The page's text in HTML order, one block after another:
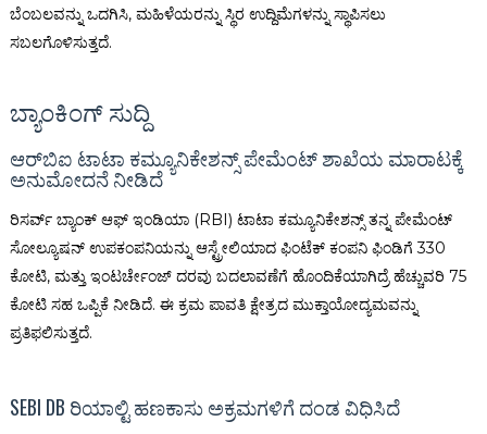
ಬೆಂಬಲವನ್ನು ಒದಗಿಸಿ, ಮಹಿಳೆಯರನ್ನು ಸ್ಥಿರ ಉದ್ದಿಮೆಗಳನ್ನು ಸ್ಥಾಪಿಸಲು
ಸಬಲಗೊಳಿಸುತ್ತದೆ.
ಬ್ಯಾಂಕಿಂಗ್ ಸುದ್ದಿ
ಆರ್‌ಬಿಐ ಟಾಟಾ ಕಮ್ಯೂನಿಕೇಶನ್ಸ್ ಪೇಮೆಂಟ್ ಶಾಖೆಯ ಮಾರಾಟಕ್ಕೆ
ಅನುಮೋದನೆ ನೀಡಿದೆ
ರಿಸರ್ವ್ ಬ್ಯಾಂಕ್ ಆಫ್ ಇಂಡಿಯಾ (RBI) ಟಾಟಾ ಕಮ್ಯೂನಿಕೇಶನ್ಸ್ ತನ್ನ ಪೇಮೆಂಟ್
ಸೋಲ್ಯೂಷನ್ ಉಪಕಂಪನಿಯನ್ನು ಆಸ್ಟ್ರೇಲಿಯಾದ ಫಿಂಟೆಕ್ ಕಂಪನಿ ಫಿಂಡಿಗೆ ₹330
ಕೋಟಿ, ಮತ್ತು ಇಂಟರ್ಚೇಂಜ್ ದರವು ಬದಲಾವಣೆಗೆ ಹೊಂದಿಕೆಯಾಗಿದ್ರೆ ಹೆಚ್ಚುವರಿ ₹75
ಕೋಟಿ ಸಹ ಒಪ್ಪಿಕೆ ನೀಡಿದೆ. ಈ ಕ್ರಮ ಪಾವತಿ ಕ್ಷೇತ್ರದ ಮುಕ್ತಾಯೋದ್ಯಮವನ್ನು
ಪ್ರತಿಫಲಿಸುತ್ತದೆ.
SEBI DB ರಿಯಾಲ್ಟಿ ಹಣಕಾಸು ಅಕ್ರಮಗಳಿಗೆ ದಂಡ ವಿಧಿಸಿದೆ